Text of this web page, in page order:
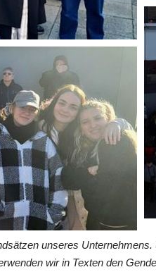
unseres
wir in Texten den